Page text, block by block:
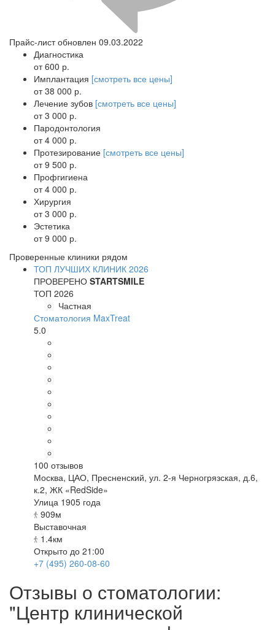
Прайс-лист обновлен 09.03.2022
Диагностика
от 600 р.
Имплантация [смотреть все цены]
от 38 000 р.
Лечение зубов [смотреть все цены]
от 3 000 р.
Пародонтология
от 4 000 р.
Протезирование [смотреть все цены]
от 9 500 р.
Профгигиена
от 4 000 р.
Хирургия
от 3 000 р.
Эстетика
от 9 000 р.
Проверенные клиники рядом
ТОП ЛУЧШИХ КЛИНИК 2026
ПРОВЕРЕНО STARTSMILE
ТОП 2026
Частная
Стоматология MaxTreat
5.0
100 отзывов
Москва, ЦАО, Пресненский, ул. 2-я Черногрязская, д.6,
к.2, ЖК «RedSide»
Улица 1905 года
909м
Выставочная
1.4км
Открыто до 21:00
+7 (495) 260-08-60
Отзывы о стоматологии:
"Центр клинической